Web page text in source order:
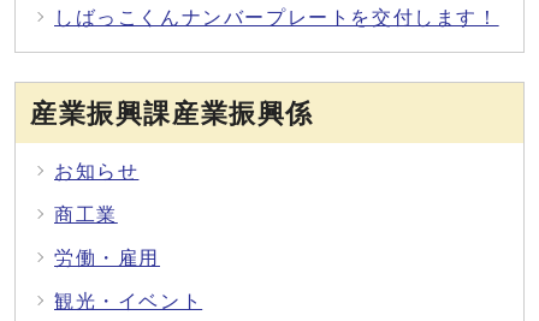
しばっこくんナンバープレートを交付します！
産業振興課産業振興係
お知らせ
商工業
労働・雇用
観光・イベント